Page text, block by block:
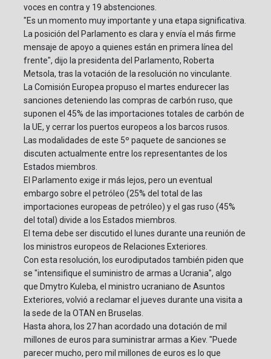
voces en contra y 19 abstenciones.
"Es un momento muy importante y una etapa significativa.
La posición del Parlamento es clara y envía el más firme
mensaje de apoyo a quienes están en primera línea del
frente", dijo la presidenta del Parlamento, Roberta
Metsola, tras la votación de la resolución no vinculante.
La Comisión Europea propuso el martes endurecer las
sanciones deteniendo las compras de carbón ruso, que
suponen el 45% de las importaciones totales de carbón de
la UE, y cerrar los puertos europeos a los barcos rusos.
Las modalidades de este 5º paquete de sanciones se
discuten actualmente entre los representantes de los
Estados miembros.
El Parlamento exige ir más lejos, pero un eventual
embargo sobre el petróleo (25% del total de las
importaciones europeas de petróleo) y el gas ruso (45%
del total) divide a los Estados miembros.
El tema debe ser discutido el lunes durante una reunión de
los ministros europeos de Relaciones Exteriores.
Con esta resolución, los eurodiputados también piden que
se "intensifique el suministro de armas a Ucrania", algo
que Dmytro Kuleba, el ministro ucraniano de Asuntos
Exteriores, volvió a reclamar el jueves durante una visita a
la sede de la OTAN en Bruselas.
Hasta ahora, los 27 han acordado una dotación de mil
millones de euros para suministrar armas a Kiev. "Puede
parecer mucho, pero mil millones de euros es lo que